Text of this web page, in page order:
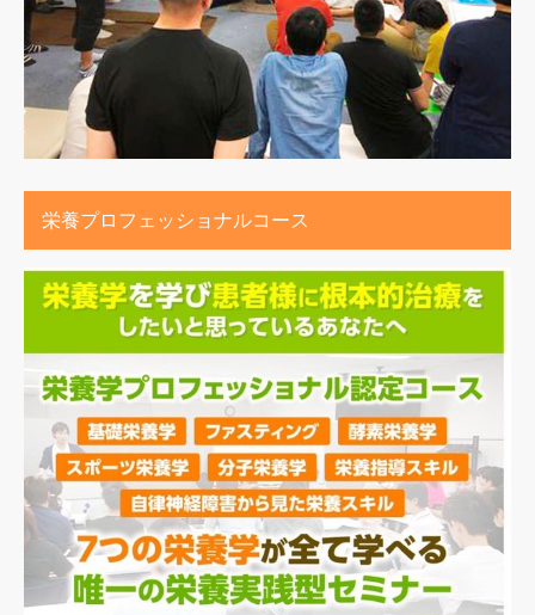
栄養プロフェッショナルコース